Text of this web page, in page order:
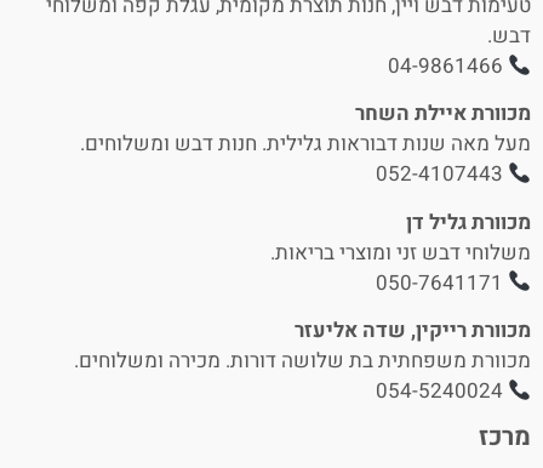
דבש.
מכוורת איילת השחר
מעל מאה שנות דבוראות גלילית. חנות דבש ומשלוחים.
מכוורת גליל דן
משלוחי דבש זני ומוצרי בריאות.
מכוורת רייקין, שדה אליעזר
מכוורת משפחתית בת שלושה דורות. מכירה ומשלוחים.
054-5240024
מרכז